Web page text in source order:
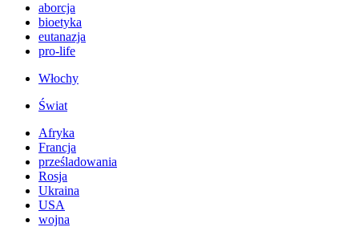
aborcja
bioetyka
eutanazja
pro-life
Włochy
Świat
Afryka
Francja
prześladowania
Rosja
Ukraina
USA
wojna